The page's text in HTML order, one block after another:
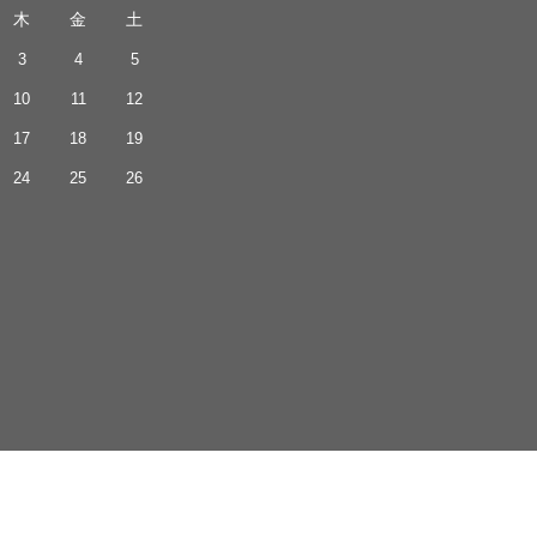
木 金 土
3 4 5
10 11 12
17 18 19
24 25 26